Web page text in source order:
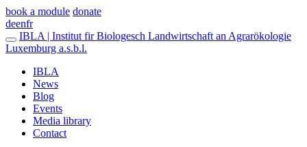
book a module donate
deenfr
IBLA | Institut fir Biologesch Landwirtschaft an Agrarökologie
Luxemburg a.s.b.l.
IBLA
News
Blog
Events
Media library
Contact